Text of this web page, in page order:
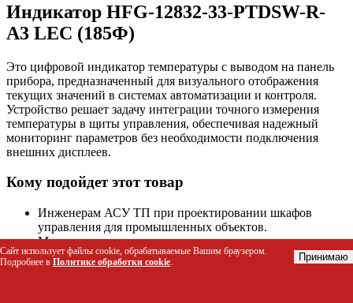
Индикатор HFG-12832-33-PTDSW-R-
A3 LEC (185Ф)
Это цифровой индикатор температуры с выводом на панель
прибора, предназначенный для визуального отображения
текущих значений в системах автоматизации и контроля.
Устройство решает задачу интеграции точного измерения
температуры в щиты управления, обеспечивая надежный
мониторинг параметров без необходимости подключения
внешних дисплеев.
Кому подойдет этот товар
Инженерам АСУ ТП при проектировании шкафов
управления для промышленных объектов.
Монтажникам и наладчикам систем вентиляции,
кондиционирования и отопления (HVAC).
Техникам сервисного обслуживания оборудования,
Сайт использует файлы cookie, обрабатываемые Вашим браузером.
Подробнее в Политике обработки cookie. Принимаю